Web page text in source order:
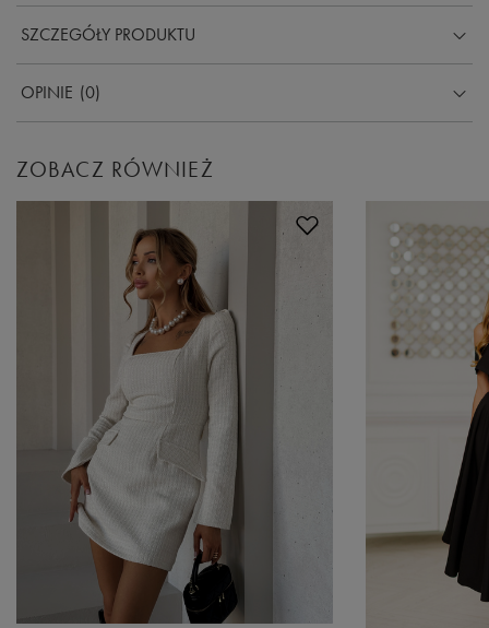
SZCZEGÓŁY PRODUKTU
OPINIE (0)
ZOBACZ RÓWNIEŻ